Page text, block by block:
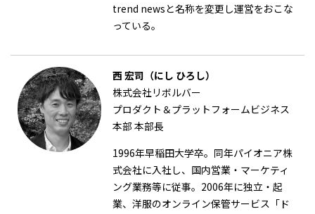
trend newsと名称を変更し運営をおこな
っている。
西 宏司（にし ひろし）
株式会社リボルバー
プロダクト＆プラットフォームビジネス
本部 本部長
1996年早稲田大学卒。同年パイオニア株
式会社に入社し、国内営業・マーケティ
ング業務等に従事。2006年に独立・起
業、洋服のオンライン保管サービス「ド